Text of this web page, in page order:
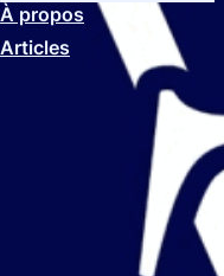
À propos
Articles